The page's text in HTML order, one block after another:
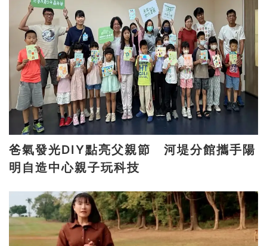
爸氣發光DIY點亮父親節 河堤分館攜手陽
明自造中心親子玩科技